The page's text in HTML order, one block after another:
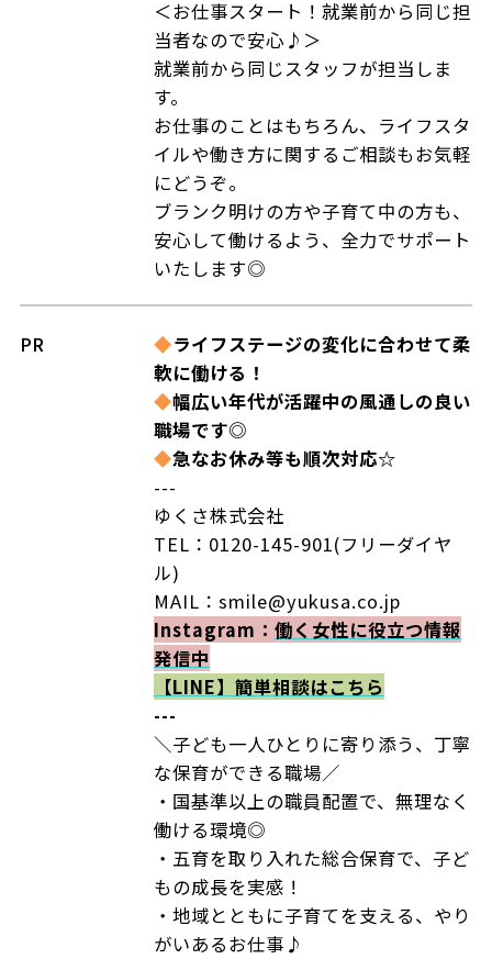
＜お仕事スタート！就業前から同じ担
当者なので安心♪＞
就業前から同じスタッフが担当しま
す。
お仕事のことはもちろん、ライフスタ
イルや働き方に関するご相談もお気軽
にどうぞ。
ブランク明けの方や子育て中の方も、
安心して働けるよう、全力でサポート
いたします◎
PR ◆ライフステージの変化に合わせて柔
軟に働ける！
◆幅広い年代が活躍中の風通しの良い
職場です◎
◆急なお休み等も順次対応☆
---
ゆくさ株式会社
TEL：0120-145-901(フリーダイヤ
ル)
MAIL：smile@yukusa.co.jp
Instagram： 働く女性に役立つ情報
発信中
【LINE】 簡単相談はこちら
---
＼子ども一人ひとりに寄り添う、丁寧
な保育ができる職場／
・国基準以上の職員配置で、無理なく
働ける環境◎
・五育を取り入れた総合保育で、子ど
もの成長を実感！
・地域とともに子育てを支える、やり
がいあるお仕事♪